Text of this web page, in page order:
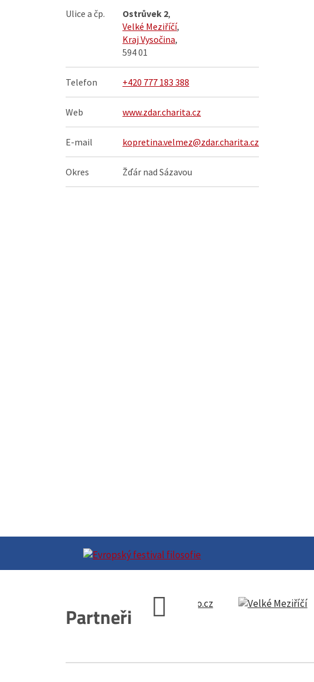
Ulice a čp. Ostrůvek 2,
Velké Meziříčí,
Kraj Vysočina,
594 01
Telefon +420 777 183 388
Web www.zdar.charita.cz
E-mail kopretina.velmez@zdar.charita.cz
Okres Žďár nad Sázavou
Partneři